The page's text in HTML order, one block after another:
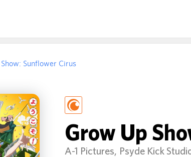
Sunflower Cirus
Grow Up
A-1 Pictures Psyde Kick